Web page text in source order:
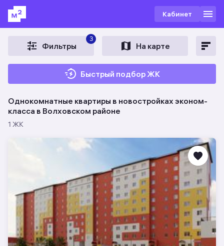
Кабинет
Фильтры
3
На карте
Быстрый подбор ЖК
Однокомнатные квартиры в новостройках эконом-
класса в Волховском районе
1 ЖК